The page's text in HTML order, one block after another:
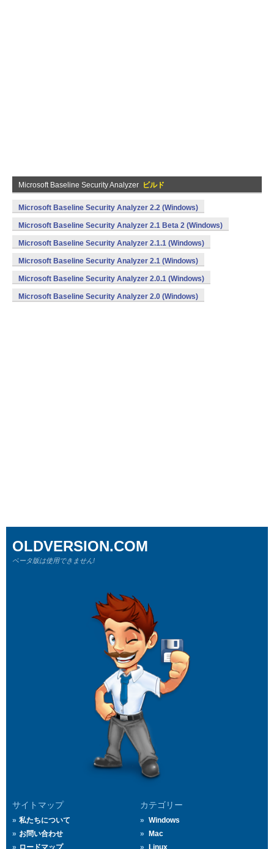
Microsoft Baseline Security Analyzer ビルド
Microsoft Baseline Security Analyzer 2.2 (Windows)
Microsoft Baseline Security Analyzer 2.1 Beta 2 (Windows)
Microsoft Baseline Security Analyzer 2.1.1 (Windows)
Microsoft Baseline Security Analyzer 2.1 (Windows)
Microsoft Baseline Security Analyzer 2.0.1 (Windows)
Microsoft Baseline Security Analyzer 2.0 (Windows)
サイトマップ
私たちについて
お問い合わせ
ロードマップ
カテゴリー
Windows
Mac
Linux
OLDVERSION.COM
ベータ版は使用できません!